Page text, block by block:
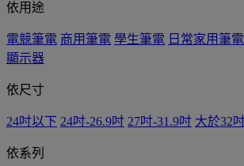
依用途
電競筆電 商用筆電 學生筆電 日常家用筆電
顯示器
依尺寸
24吋以下 24吋-26.9吋 27吋-31.9吋 大於32
依系列